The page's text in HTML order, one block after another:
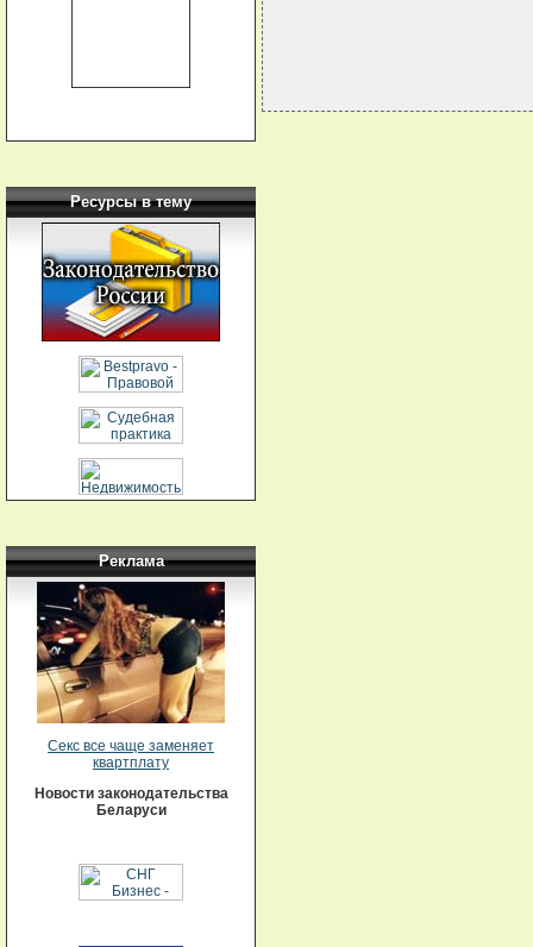
Ресурсы в тему
Реклама
Секс все чаще заменяет
квартплату
Новости законодательства
Беларуси